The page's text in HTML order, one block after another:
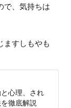
で、気持ちは
ますしもやも
心理、され
徹底解説